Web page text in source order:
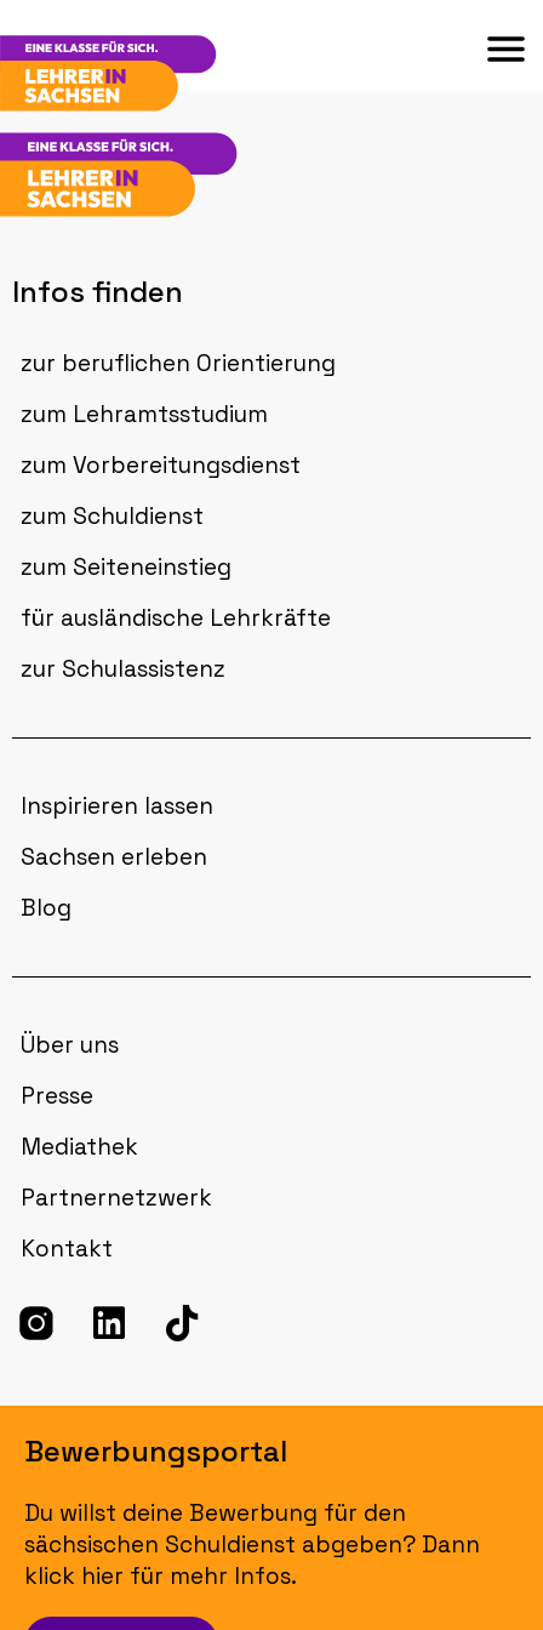
Infos finden
zur beruflichen Orientierung
zum Lehramtsstudium
zum Vorbereitungsdienst
zum Schuldienst
zum Seiteneinstieg
für ausländische Lehrkräfte
zur Schulassistenz
Inspirieren lassen
Sachsen erleben
Blog
Über uns
Presse
Mediathek
Partnernetzwerk
Kontakt
Bewerbungsportal
Du willst deine Bewerbung für den
sächsischen Schuldienst abgeben? Dann
klick hier für mehr Infos.